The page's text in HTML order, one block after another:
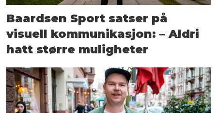
Baardsen Sport satser på
visuell kommunikasjon: – Aldri
hatt større muligheter